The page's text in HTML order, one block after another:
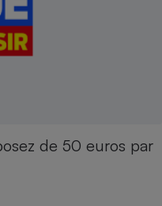
de 50 euros par